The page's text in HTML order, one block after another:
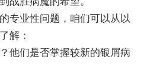
专业性问题，咱们可以从以
解：
他们是否掌握较新的银屑病